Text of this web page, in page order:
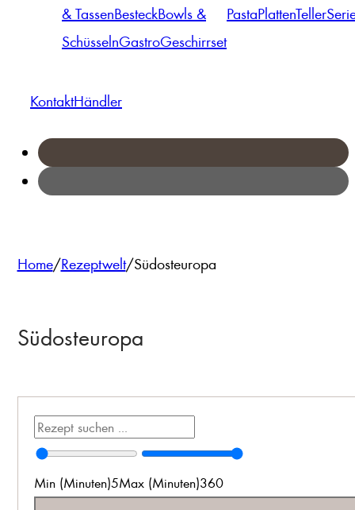
& TassenBesteckBowls &
SchüsselnGastroGeschirrset
PastaPlattenTeller
KontaktHändler
Home/Rezeptwelt/Südosteuropa
Südosteuropa
Min (Minuten)5Max (Minuten)360